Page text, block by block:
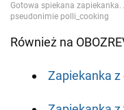
Również na
Zapiekanka